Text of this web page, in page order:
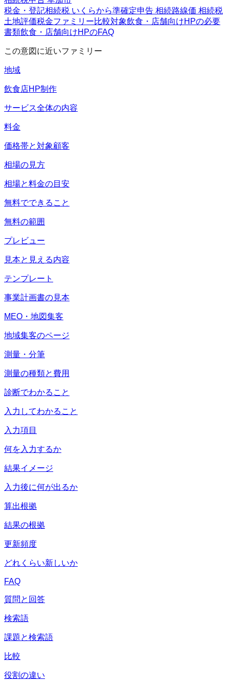
税金・登記相続税 いくらから準確定申告 相続路線価 相続税
土地評価税金ファミリー比較対象飲食・店舗向けHPの必要
書類飲食・店舗向けHPのFAQ
この意図に近いファミリー
地域
飲食店HP制作
サービス全体の内容
料金
価格帯と対象顧客
相場の見方
相場と料金の目安
無料でできること
無料の範囲
プレビュー
見本と見える内容
テンプレート
事業計画書の見本
MEO・地図集客
地域集客のページ
測量・分筆
測量の種類と費用
診断でわかること
入力してわかること
入力項目
何を入力するか
結果イメージ
入力後に何が出るか
算出根拠
結果の根拠
更新頻度
どれくらい新しいか
FAQ
質問と回答
検索語
課題と検索語
比較
役割の違い